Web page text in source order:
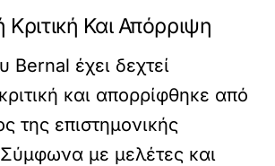
Και Απόρριψη
Bernal έχει δεχτεί
και απορρίφθηκε από
της επιστημονικής
Σύμφωνα με μελέτες και